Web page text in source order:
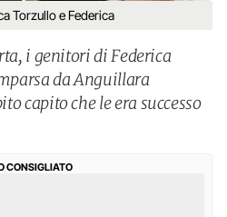
Torzullo e Federica
i genitori di Federica
da Anguillara
capito che le era successo
CONSIGLIATO